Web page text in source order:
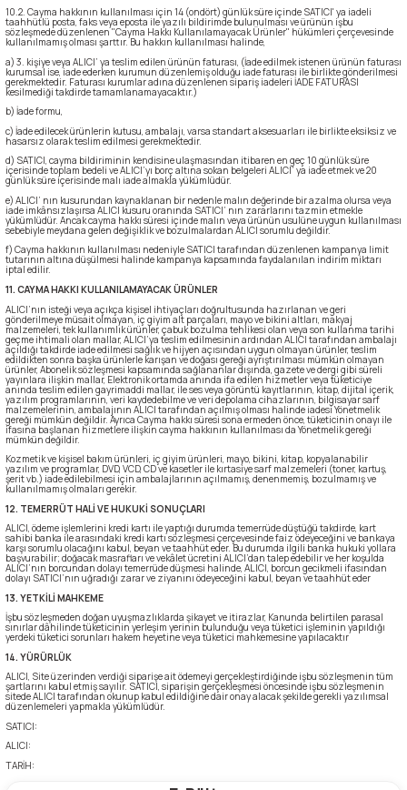
10.2. Cayma hakkının kullanılması için 14 (ondört) günlük süre içinde SATICI' ya iadeli
taahhütlü posta, faks veya eposta ile yazılı bildirimde bulunulması ve ürünün işbu
sözleşmede düzenlenen "Cayma Hakkı Kullanılamayacak Ürünler" hükümleri çerçevesinde
kullanılmamış olması şarttır. Bu hakkın kullanılması halinde,
a) 3. kişiye veya ALICI’ ya teslim edilen ürünün faturası, (İade edilmek istenen ürünün faturası
kurumsal ise, iade ederken kurumun düzenlemiş olduğu iade faturası ile birlikte gönderilmesi
gerekmektedir. Faturası kurumlar adına düzenlenen sipariş iadeleri İADE FATURASI
kesilmediği takdirde tamamlanamayacaktır.)
b) İade formu,
c) İade edilecek ürünlerin kutusu, ambalajı, varsa standart aksesuarları ile birlikte eksiksiz ve
hasarsız olarak teslim edilmesi gerekmektedir.
d) SATICI, cayma bildiriminin kendisine ulaşmasından itibaren en geç 10 günlük süre
içerisinde toplam bedeli ve ALICI’yı borç altına sokan belgeleri ALICI’ ya iade etmek ve 20
günlük süre içerisinde malı iade almakla yükümlüdür.
e) ALICI’ nın kusurundan kaynaklanan bir nedenle malın değerinde bir azalma olursa veya
iade imkânsızlaşırsa ALICI kusuru oranında SATICI’ nın zararlarını tazmin etmekle
yükümlüdür. Ancak cayma hakkı süresi içinde malın veya ürünün usulüne uygun kullanılması
sebebiyle meydana gelen değişiklik ve bozulmalardan ALICI sorumlu değildir.
f) Cayma hakkının kullanılması nedeniyle SATICI tarafından düzenlenen kampanya limit
tutarının altına düşülmesi halinde kampanya kapsamında faydalanılan indirim miktarı
iptal edilir.
11. CAYMA HAKKI KULLANILAMAYACAK ÜRÜNLER
ALICI’nın isteği veya açıkça kişisel ihtiyaçları doğrultusunda hazırlanan ve geri
gönderilmeye müsait olmayan, iç giyim alt parçaları, mayo ve bikini altları, makyaj
malzemeleri, tek kullanımlık ürünler, çabuk bozulma tehlikesi olan veya son kullanma tarihi
geçme ihtimali olan mallar, ALICI’ya teslim edilmesinin ardından ALICI tarafından ambalajı
açıldığı takdirde iade edilmesi sağlık ve hijyen açısından uygun olmayan ürünler, teslim
edildikten sonra başka ürünlerle karışan ve doğası gereği ayrıştırılması mümkün olmayan
ürünler, Abonelik sözleşmesi kapsamında sağlananlar dışında, gazete ve dergi gibi süreli
yayınlara ilişkin mallar, Elektronik ortamda anında ifa edilen hizmetler veya tüketiciye
anında teslim edilen gayrimaddi mallar, ile ses veya görüntü kayıtlarının, kitap, dijital içerik,
yazılım programlarının, veri kaydedebilme ve veri depolama cihazlarının, bilgisayar sarf
malzemelerinin, ambalajının ALICI tarafından açılmış olması halinde iadesi Yönetmelik
gereği mümkün değildir. Ayrıca Cayma hakkı süresi sona ermeden önce, tüketicinin onayı ile
ifasına başlanan hizmetlere ilişkin cayma hakkının kullanılması da Yönetmelik gereği
mümkün değildir.
Kozmetik ve kişisel bakım ürünleri, iç giyim ürünleri, mayo, bikini, kitap, kopyalanabilir
yazılım ve programlar, DVD, VCD, CD ve kasetler ile kırtasiye sarf malzemeleri (toner, kartuş,
şerit vb.) iade edilebilmesi için ambalajlarının açılmamış, denenmemiş, bozulmamış ve
kullanılmamış olmaları gerekir.
12. TEMERRÜT HALİ VE HUKUKİ SONUÇLARI
ALICI, ödeme işlemlerini kredi kartı ile yaptığı durumda temerrüde düştüğü takdirde, kart
sahibi banka ile arasındaki kredi kartı sözleşmesi çerçevesinde faiz ödeyeceğini ve bankaya
karşı sorumlu olacağını kabul, beyan ve taahhüt eder. Bu durumda ilgili banka hukuki yollara
başvurabilir; doğacak masrafları ve vekâlet ücretini ALICI’dan talep edebilir ve her koşulda
ALICI’nın borcundan dolayı temerrüde düşmesi halinde, ALICI, borcun gecikmeli ifasından
dolayı SATICI’nın uğradığı zarar ve ziyanını ödeyeceğini kabul, beyan ve taahhüt eder
13. YETKİLİ MAHKEME
İşbu sözleşmeden doğan uyuşmazlıklarda şikayet ve itirazlar, Kanunda belirtilen parasal
sınırlar dâhilinde tüketicinin yerleşim yerinin bulunduğu veya tüketici işleminin yapıldığı
yerdeki tüketici sorunları hakem heyetine veya tüketici mahkemesine yapılacaktır
14. YÜRÜRLÜK
ALICI, Site üzerinden verdiği siparişe ait ödemeyi gerçekleştirdiğinde işbu sözleşmenin tüm
şartlarını kabul etmiş sayılır. SATICI, siparişin gerçekleşmesi öncesinde işbu sözleşmenin
sitede ALICI tarafından okunup kabul edildiğine dair onay alacak şekilde gerekli yazılımsal
düzenlemeleri yapmakla yükümlüdür.
SATICI:
ALICI:
TARİH: